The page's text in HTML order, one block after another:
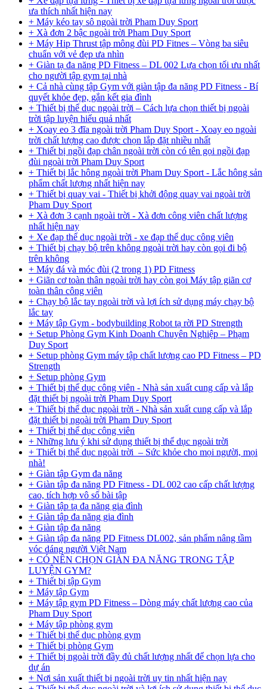
ưa thích nhất hiện nay
+ Máy kéo tay sô ngoài trời Pham Duy Sport
+ Xà đơn 2 bậc ngoài trời Pham Duy Sport
+ Máy Hip Thrust tập mông đùi PD Fitnes – Vòng ba siêu
chuẩn với vẻ đẹp ưa nhìn
+ Giàn tạ đa năng PD Fitness – DL 002 Lựa chọn tối ưu nhất
cho người tập gym tại nhà
+ Cả nhà cùng tập Gym với giàn tập đa năng PD Fitness - Bí
quyết khỏe đẹp, gắn kết gia đình
+ Thiết bị thể dục ngoài trời – Cách lựa chọn thiết bị ngoài
trời tập luyện hiểu quả nhất
+ Xoay eo 3 đĩa ngoài trời Pham Duy Sport - Xoay eo ngoài
trời chất lượng cao được chọn lắp đặt nhiều nhất
+ Thiết bị ngồi đạp chân ngoài trời còn có tên gọi ngồi đạp
đùi ngoài trời Pham Duy Sport
+ Thiết bị lắc hông ngoài trời Pham Duy Sport - Lắc hông sản
phẩm chất lượng nhất hiện nay
+ Thiết bị quay vai - Thiết bị khởi động quay vai ngoài trời
Pham Duy Sport
+ Xà đơn 3 cạnh ngoài trời - Xà đơn công viên chất lượng
nhất hiện nay
+ Xe đạp thể dục ngoài trời - xe đạp thể dục công viên
+ Thiết bị chạy bộ trên không ngoài trời hay còn gọi đi bộ
trên không
+ Máy đá và móc đùi (2 trong 1) PD Fitness
+ Giãn cơ toàn thân ngoài trời hay còn gọi Máy tập giãn cơ
toàn thân công viên
+ Chạy bộ lắc tay ngoài trời và lợi ích sử dụng máy chạy bộ
lắc tay
+ Máy tập Gym - bodybuilding Robot tạ rời PD Strength
+ Setup Phòng Gym Kinh Doanh Chuyên Nghiệp – Phạm
Duy Sport
+ Setup phòng Gym máy tập chất lượng cao PD Fitness – PD
Strength
+ Setup phòng Gym
+ Thiết bị thể dục công viên - Nhà sản xuất cung cấp và lắp
đặt thiết bị ngoài trời Pham Duy Sport
+ Thiết bị thể dục ngoài trời - Nhà sản xuất cung cấp và lắp
đặt thiết bị ngoài trời Pham Duy Sport
+ Thiết bị thể dục công viên
+ Những lưu ý khi sử dụng thiết bị thể dục ngoài trời
+ Thiết bị thể dục ngoài trời – Sức khỏe cho mọi người, mọi
nhà!
+ Giàn tập Gym đa năng
+ Giàn tập đa năng PD Fitness - DL 002 cao cấp chất lượng
cao, tích hợp vô số bài tập
+ Giàn tập tạ đa năng gia đình
+ Giàn tập đa năng gia đình
+ Giàn tập đa năng
+ Giàn tập đa năng PD Fitness DL002, sản phẩm nâng tầm
vóc dáng người Việt Nam
+ CÓ NÊN CHỌN GIÀN ĐA NĂNG TRONG TẬP
LUYỆN GYM?
+ Thiết bị tập Gym
+ Máy tập Gym
+ Máy tập gym PD Fitness – Dòng máy chất lượng cao của
Pham Duy Sport
+ Máy tập phòng gym
+ Thiết bị thể dục phòng gym
+ Thiết bị phòng Gym
+ Thiết bị ngoài trời đầy đủ chất lượng nhất để chọn lựa cho
dự án
+ Nơi sản xuất thiết bị ngoài trời uy tin nhất hiện nay